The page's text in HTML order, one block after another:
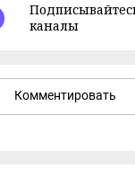
каналы
Комментировать